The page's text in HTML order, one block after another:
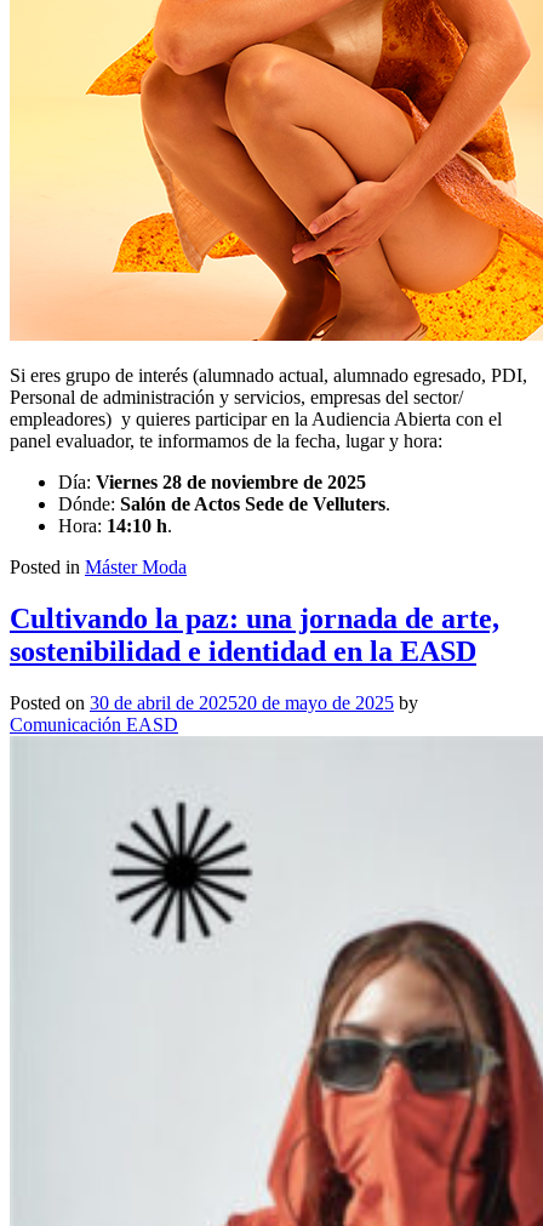
Si eres grupo de interés (alumnado actual, alumnado egresado, PDI,
Personal de administración y servicios, empresas del sector/
empleadores) y quieres participar en la Audiencia Abierta con el
panel evaluador, te informamos de la fecha, lugar y hora:
Día: Viernes 28 de noviembre de 2025
Dónde: Salón de Actos Sede de Velluters.
Hora: 14:10 h.
Posted in Máster Moda
Cultivando la paz: una jornada de arte,
sostenibilidad e identidad en la EASD
Posted on 30 de abril de 202520 de mayo de 2025 by
Comunicación EASD